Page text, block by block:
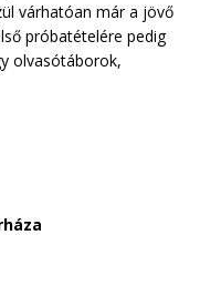
várhatóan már a jövő
próbatételére pedig
olvasótáborok,